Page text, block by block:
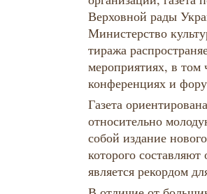
Верховной рады
Министерство
тиража
мероприятиях, в
конференциях и
Газета
относительно
собой издание
которого
является рекордом